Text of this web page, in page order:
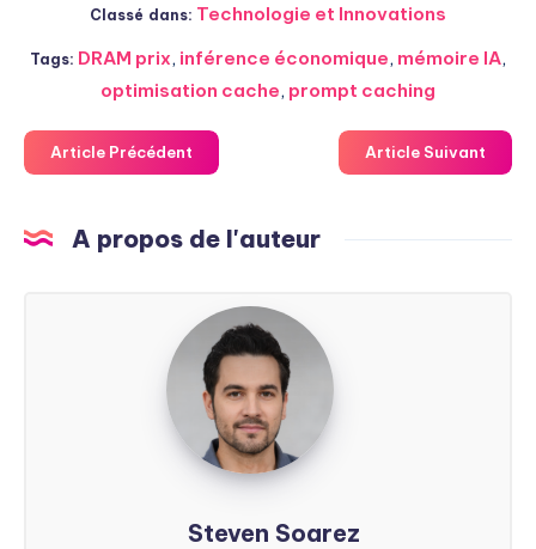
Classé dans: Technologie et Innovations
Tags: DRAM prix, inférence économique, mémoire IA,
optimisation cache, prompt caching
Article Précédent Article Suivant
A propos de l'auteur
Steven
Soarez
Steven Soarez